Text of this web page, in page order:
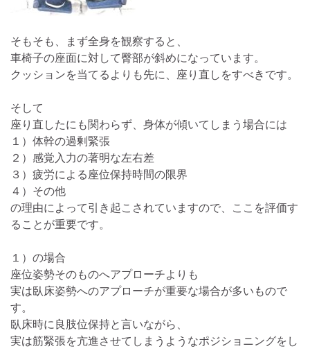
そもそも、まず全身を観察すると、
車椅子の座面に対して臀部が斜めになっています。
クッションを当てるよりも先に、座り直しをすべきです。
そして
座り直したにも関わらず、身体が傾いてしまう場合には
１）体幹の過剰緊張
２）感覚入力の著明な左右差
３）疲労による座位保持時間の限界
４）その他
の理由によって引き起こされていますので、ここを評価す
ることが重要です。
１）の場合
座位姿勢そのものへアプローチよりも
実は臥床姿勢へのアプローチが重要な場合が多いもので
す。
臥床時に良肢位保持と言いながら、
実は筋緊張を亢進させてしまうようなポジショニングをし